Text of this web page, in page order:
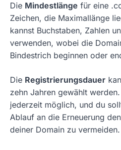
Die Mindestlänge für eine
Zeichen, die Maximallänge
kannst Buchstaben, Zahlen
verwenden, wobei die
Bindestrich beginnen oder
Die Registrierungsdauer
zehn Jahren gewählt
jederzeit möglich, und du
Ablauf an die Erneuerung
deiner Domain zu vermeiden.